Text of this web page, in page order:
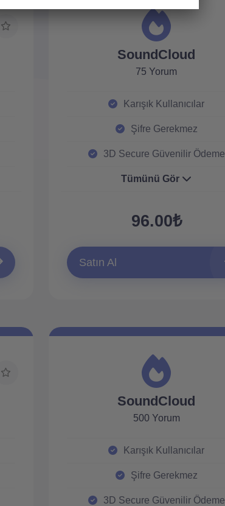
SoundCloud
75 Yorum
Karışık Kullanıcılar
Şifre Gerekmez
3D Secure Güvenilir Ödeme
Tümünü Gör
96.00₺
Satın Al
SoundCloud
500 Yorum
Karışık Kullanıcılar
Şifre Gerekmez
3D Secure Güvenilir Ödeme